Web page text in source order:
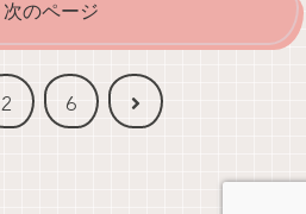
次のページ
2 6
次